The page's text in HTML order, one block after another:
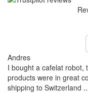
Andres
I bought a cafelat robot,
products were in great
shipping to Switzerland